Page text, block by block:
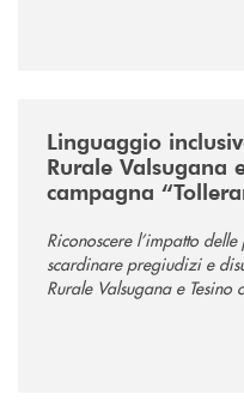
Linguaggio
Rurale Valsugana
campagna
Riconoscere l’impatto
scardinare pregiudizi e
Rurale Valsugana e Tesino